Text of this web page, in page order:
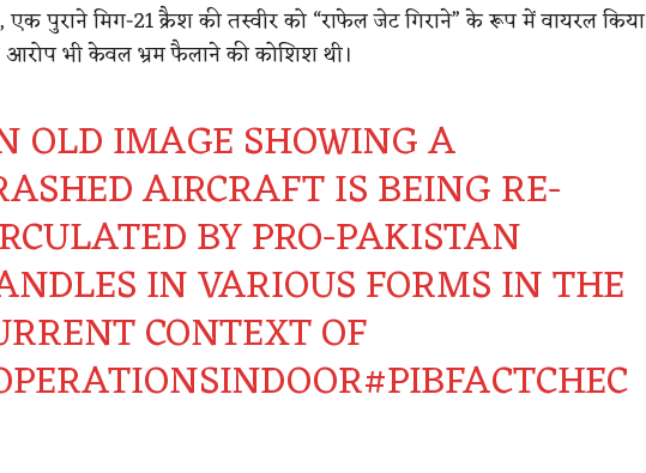
एक पुराने मिग-21 क्रैश की तस्वीर को “राफेल जेट गिराने” के रूप में वायरल किया
भी केवल भ्रम फैलाने की कोशिश थी।
OLD IMAGE SHOWING A
AIRCRAFT IS BEING RE-
BY PRO-PAKISTAN
IN VARIOUS FORMS IN THE
CONTEXT OF
#PIBFACTCHEC